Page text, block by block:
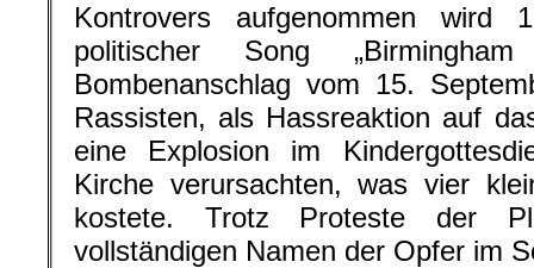
Kontrovers aufgenommen wird
politischer Song
Bombenanschlag vom 15.
Rassisten, als Hassreaktion auf
eine Explosion im
Kirche verursachten, was vier
kostete. Trotz Proteste der
vollständigen Namen der Opfer im